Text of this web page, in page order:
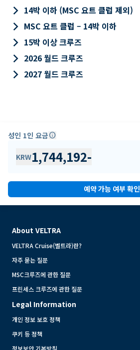
keyboard_arrow_right 14박 이하 (MSC 요트 클럽 제외)
keyboard_arrow_right MSC 요트 클럽 – 14박 이하
keyboard_arrow_right 15박 이상 크루즈
keyboard_arrow_right 2026 월드 크루즈
keyboard_arrow_right 2027 월드 크루즈
성인 1인 요금info
KRW1,744,192-
예약 가능 여부 확인
About VELTRA
VELTRA Cruise(벨트라)란?
자주 묻는 질문
MSC크루즈에 관한 질문
프린세스 크루즈에 관한 질문
Legal Information
개인 정보 보호 정책
쿠키 등 정책
정보보안 기본방침